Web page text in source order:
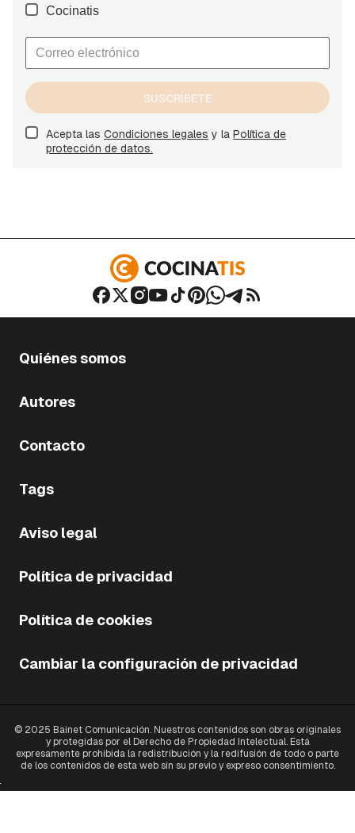
Cocinatis
SUSCRÍBETE
Acepta las Condiciones legales y la Política de
protección de datos.
Quiénes somos
Autores
Contacto
Tags
Aviso legal
Política de privacidad
Política de cookies
Cambiar la configuración de privacidad
© 2025 Bainet Comunicación. Nuestros contenidos son obras originales
y protegidas por el Derecho de Propiedad Intelectual. Está
expresamente prohibida la redistribución y la redifusión de todo o parte
de los contenidos de esta web sin su previo y expreso consentimiento.